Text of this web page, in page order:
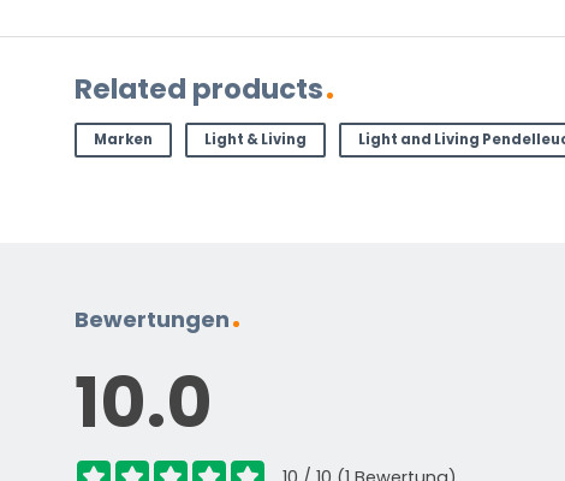
Kontaktieren Sie uns. Sie erreichen uns per E-Mail unter
Related products
Marken Light & Living Light and Living
Bewertungen
10.0